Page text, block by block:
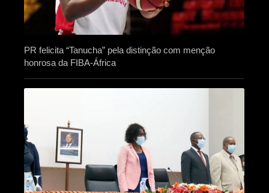
PR felicita “Tanucha” pela distinção com menção
honrosa da FIBA-África